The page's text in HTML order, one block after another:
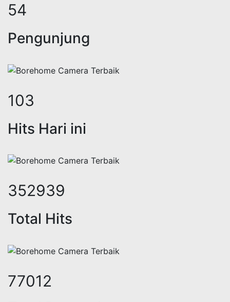
66
Pengunjung
127
Hits Hari ini
432635
Total Hits
94402